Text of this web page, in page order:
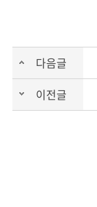
다음글
이전글